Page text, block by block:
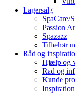
Lagersalg
SpaCare/
Passion
Spazazz
Tilbehør
Råd og
Hjælp og
Råd og
Kunde